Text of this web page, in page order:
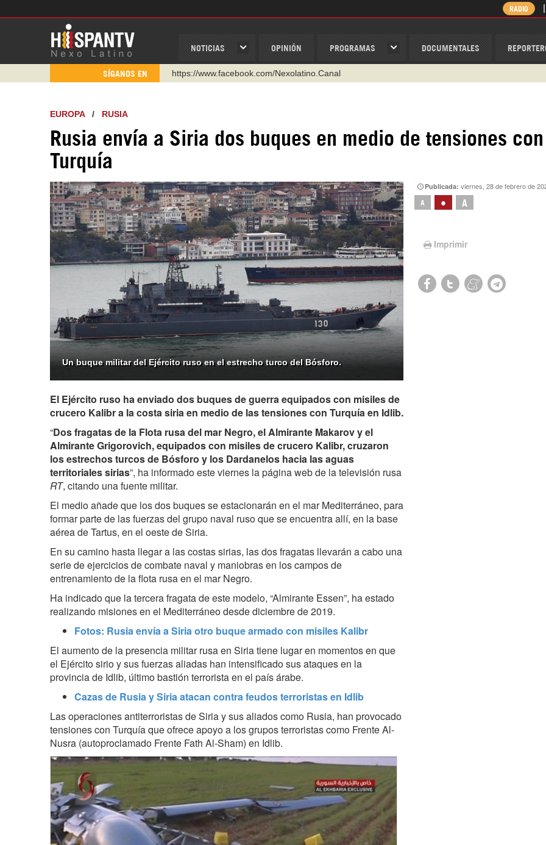
NOTICIAS OPINIÓN PROGRAMAS DOCUMENTALES
RADIO
SÍGANOS EN
https://www.facebook.com/Nexolatino.Canal
https://t.me/hispantvcanal
https://urmedium.com/c/hispantv
Instagram como: hispan_tv
EUROPA/ RUSIA
Rusia envía a Siria dos buques en medio de tensiones con
Turquía
Un buque militar del Ejército ruso en el estrecho turco del Bósforo.
Publicada:viernes, 28 de febrero de
A • A
Imprimir
El Ejército ruso ha enviado dos buques de guerra equipados con misiles de
crucero Kalibr a la costa siria en medio de las tensiones con Turquía en Idlib.
“Dos fragatas de la Flota rusa del mar Negro, el Almirante Makarov y el
Almirante Grigorovich, equipados con misiles de crucero Kalibr, cruzaron
los estrechos turcos de Bósforo y los Dardanelos hacia las aguas
territoriales sirias”, ha informado este viernes la página web de la televisión rusa
RT, citando una fuente militar.
El medio añade que los dos buques se estacionarán en el mar Mediterráneo, para
formar parte de las fuerzas del grupo naval ruso que se encuentra allí, en la base
aérea de Tartus, en el oeste de Siria.
En su camino hasta llegar a las costas sirias, las dos fragatas llevarán a cabo una
serie de ejercicios de combate naval y maniobras en los campos de
entrenamiento de la flota rusa en el mar Negro.
Ha indicado que la tercera fragata de este modelo, “Almirante Essen”, ha estado
realizando misiones en el Mediterráneo desde diciembre de 2019.
Fotos: Rusia envía a Siria otro buque armado con misiles Kalibr
El aumento de la presencia militar rusa en Siria tiene lugar en momentos en que
el Ejército sirio y sus fuerzas aliadas han intensificado sus ataques en la
provincia de Idlib, último bastión terrorista en el país árabe.
Cazas de Rusia y Siria atacan contra feudos terroristas en Idlib
Las operaciones antiterroristas de Siria y sus aliados como Rusia, han provocado
tensiones con Turquía que ofrece apoyo a los grupos terroristas como Frente Al-
Nusra (autoproclamado Frente Fath Al-Sham) en Idlib.